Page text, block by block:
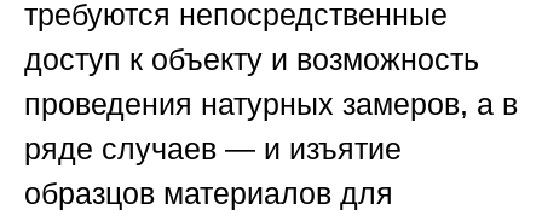
требуются непосредственные
доступ к объекту и возможность
проведения натурных замеров, а в
ряде случаев — и изъятие
образцов материалов для